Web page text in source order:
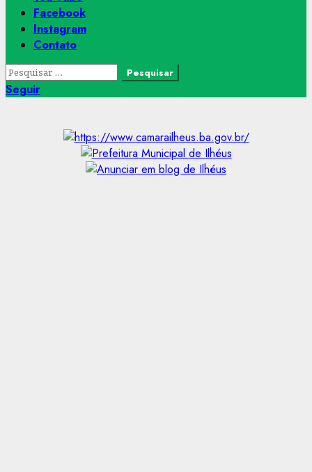
Facebook
Instagram
Contato
Pesquisar
por:
Seguir